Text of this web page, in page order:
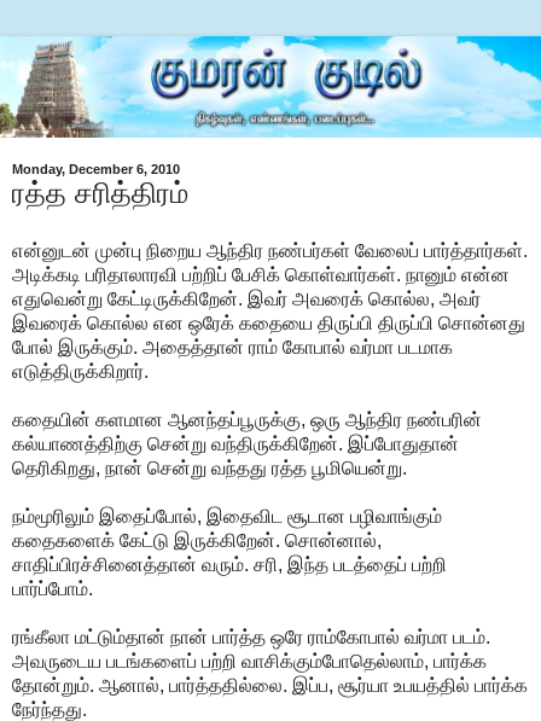
Monday, December 6, 2010
ரத்த சரித்திரம்
என்னுடன் முன்பு நிறைய ஆந்திர நண்பர்கள் வேலைப் பார்த்தார்கள்.
அடிக்கடி பரிதாலாரவி பற்றிப் பேசிக் கொள்வார்கள். நானும் என்ன
எதுவென்று கேட்டிருக்கிறேன். இவர் அவரைக் கொல்ல, அவர்
இவரைக் கொல்ல என ஒரேக் கதையை திருப்பி திருப்பி சொன்னது
போல் இருக்கும். அதைத்தான் ராம் கோபால் வர்மா படமாக
எடுத்திருக்கிறார்.
கதையின் களமான ஆனந்தப்பூருக்கு, ஒரு ஆந்திர நண்பரின்
கல்யாணத்திற்கு சென்று வந்திருக்கிறேன். இப்போதுதான்
தெரிகிறது, நான் சென்று வந்தது ரத்த பூமியென்று.
நம்மூரிலும் இதைப்போல், இதைவிட சூடான பழிவாங்கும்
கதைகளைக் கேட்டு இருக்கிறேன். சொன்னால்,
சாதிப்பிரச்சினைத்தான் வரும். சரி, இந்த படத்தைப் பற்றி
பார்ப்போம்.
ரங்கீலா மட்டும்தான் நான் பார்த்த ஒரே ராம்கோபால் வர்மா படம்.
அவருடைய படங்களைப் பற்றி வாசிக்கும்போதெல்லாம், பார்க்க
தோன்றும். ஆனால், பார்த்ததில்லை. இப்ப, சூர்யா உபயத்தில் பார்க்க
நேர்ந்தது.